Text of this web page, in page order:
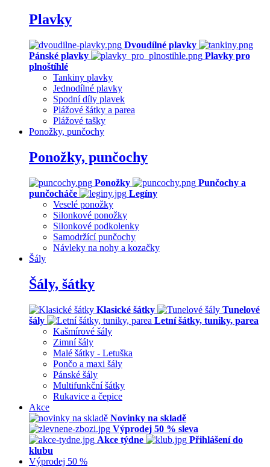
Plavky
Dvoudílné plavky
Pánské plavky
Plavky pro
plnoštíhlé
Tankiny plavky
Jednodílné plavky
Spodní díly plavek
Plážové šátky a parea
Plážové tašky
Ponožky, punčochy
Ponožky, punčochy
Ponožky
Punčochy a
punčocháče
Legíny
Veselé ponožky
Silonkové ponožky
Silonkové podkolenky
Samodržící punčochy
Návleky na nohy a kozačky
Šály
Šály, šátky
Klasické šátky
Tunelové
šály
Letní šátky, tuniky, parea
Kašmírové šály
Zimní šály
Malé šátky - Letuška
Pončo a maxi šály
Pánské šály
Multifunkční šátky
Rukavice a čepice
Akce
Novinky na skladě
Výprodej 50 % sleva
Akce týdne
Přihlášení do
klubu
Výprodej 50 %